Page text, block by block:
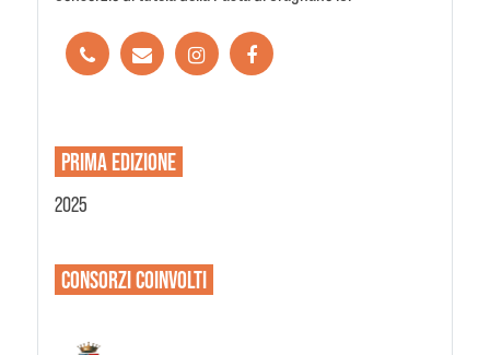
PRIMA EDIZIONE
2025
CONSORZICOINVOLTI